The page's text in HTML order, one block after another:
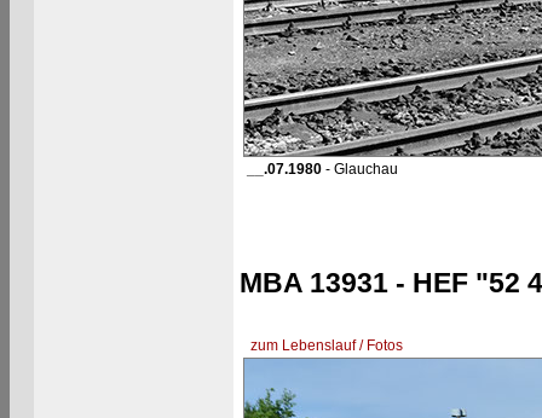
__.07.1980- Glauchau
MBA 13931 - HEF "52
zum Lebenslauf / Fotos